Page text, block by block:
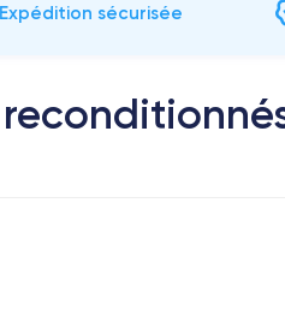
Expédition sécurisée